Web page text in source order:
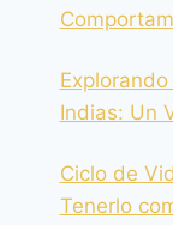
Indias: Un
Ciclo de
Tenerlo